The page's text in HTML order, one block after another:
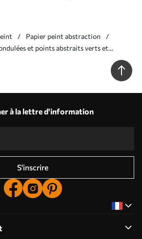
Papier peint abstraction
et points abstraits verts et
à la lettre d'information
S'inscrire